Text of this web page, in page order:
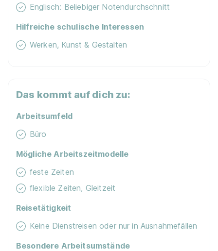
Diploma SAE Institute GmbH
15.03.2027
GmbH
15.03.2027
Ähnliche Stellen
Englisch: Beliebiger Notendurchschnitt
Hilfreiche schulische Interessen
Werken, Kunst & Gestalten
Das kommt auf dich zu:
Arbeitsumfeld
Büro
Mögliche Arbeitszeitmodelle
feste Zeiten
flexible Zeiten, Gleitzeit
Reisetätigkeit
Keine Dienstreisen oder nur in Ausnahmefällen
Besondere Arbeitsumstände